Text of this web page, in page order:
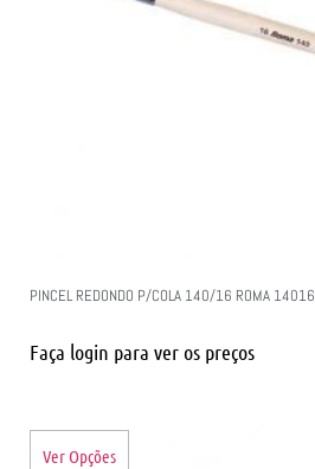
PINCEL REDONDO P/COLA 140/16 ROMA 14016
Faça login para ver os preços
Ver Opções